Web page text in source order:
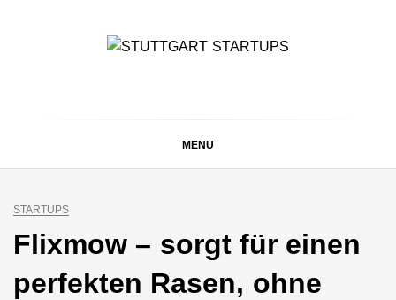
MENU
STARTUPS
Flixmow – sorgt für einen
perfekten Rasen, ohne